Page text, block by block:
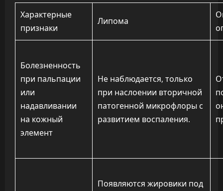
Характерные
признаки
Липома
Болезненность
при пальпации
или
надавливании
на кожный
элемент
Не наблюдается, только
при наслоении вторичной
патогенной микрофлоры с
развитием воспаления.
Появляются жировики под